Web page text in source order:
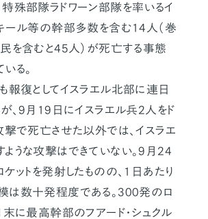
殊部隊ラドワーン部隊を率いるイ
ール等の幹部多数を含む14人（巻
を含むと45人）が死亡する事態
る。
報復としてイスラエル北部に連日
、9月19日にイスラエル兵2人をド
撃で死亡させた以外では、イスラエ
うな攻撃はできていない。9月24
ットを発射したものの、1日あたり
は数十発程度である。300発のロ
末に最高幹部のフアード・シュクル